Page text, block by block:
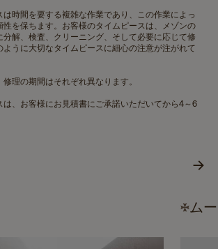
は時間を要する複雑な作業であり、この作業によっ
性を保ちます。お客様のタイムピースは、メゾンの
解、検査、クリーニング、そして必要に応じて修
うに大切なタイムピースに細心の注意が注がれて
理の期間はそれぞれ異なります。
は、お客様にお見積書にご承諾いただいてから4～6
ム